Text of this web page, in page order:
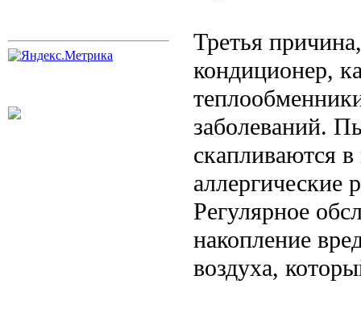
Третья
кондиционер,
заболеваний.
скапливаются
аллергические
Регулярное
накопление
воздуха,